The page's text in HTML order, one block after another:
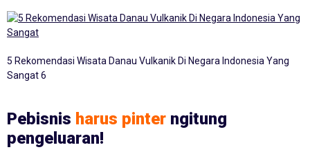
5 Rekomendasi Wisata Danau Vulkanik Di Negara Indonesia Yang
Sangat 6
Pebisnis harus pinter ngitung
pengeluaran!